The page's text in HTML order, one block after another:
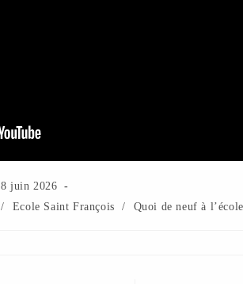
8 juin 2026
/ Ecole Saint François / Quoi de neuf à